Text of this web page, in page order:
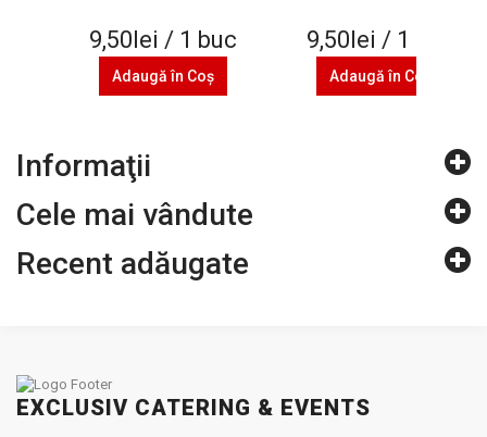
9,50lei / 1 buc
Adaugă în Coş
9,50lei / 1 buc
Adaugă în Coş
Informaţii
Cele mai vândute
Recent adăugate
EXCLUSIV CATERING & EVENTS